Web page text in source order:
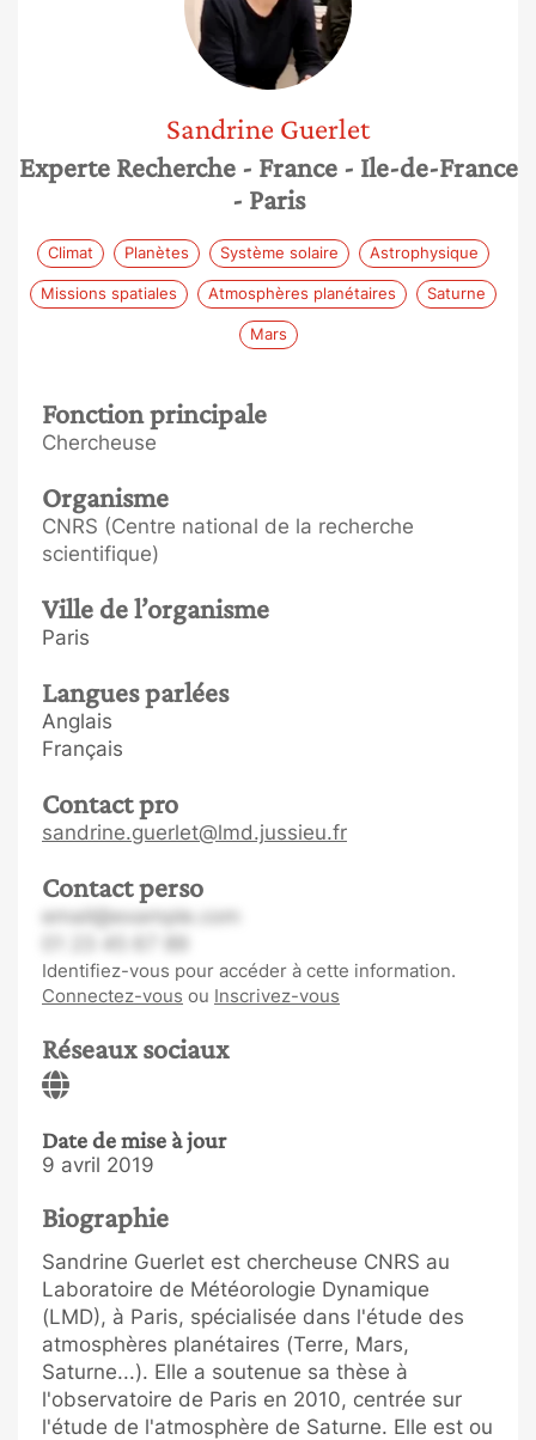
Sandrine Guerlet
Experte Recherche - France - Ile-de-France
- Paris
Climat Planètes Système solaire Astrophysique
Missions spatiales Atmosphères planétaires Saturne
Mars
Fonction principale
Chercheuse
Organisme
CNRS (Centre national de la recherche
scientifique)
Ville de l’organisme
Paris
Langues parlées
Anglais
Français
Contact pro
sandrine.guerlet@lmd.jussieu.fr
Contact perso
email@example.com
Identifiez-vous pour accéder à cette information.
Connectez-vous ou Inscrivez-vous
Réseaux sociaux
Date de mise à jour
9 avril 2019
Biographie
Sandrine Guerlet est chercheuse CNRS au
Laboratoire de Météorologie Dynamique
(LMD), à Paris, spécialisée dans l'étude des
atmosphères planétaires (Terre, Mars,
Saturne...). Elle a soutenue sa thèse à
l'observatoire de Paris en 2010, centrée sur
l'étude de l'atmosphère de Saturne. Elle est ou